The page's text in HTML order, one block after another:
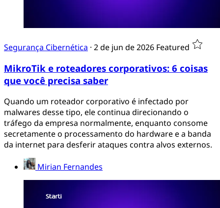
Segurança Cibernética · 2 de jun de 2026 Featured
MikroTik e roteadores corporativos: 6 coisas
que você precisa saber
Quando um roteador corporativo é infectado por
malwares desse tipo, ele continua direcionando o
tráfego da empresa normalmente, enquanto consome
secretamente o processamento do hardware e a banda
da internet para desferir ataques contra alvos externos.
Mirian Fernandes